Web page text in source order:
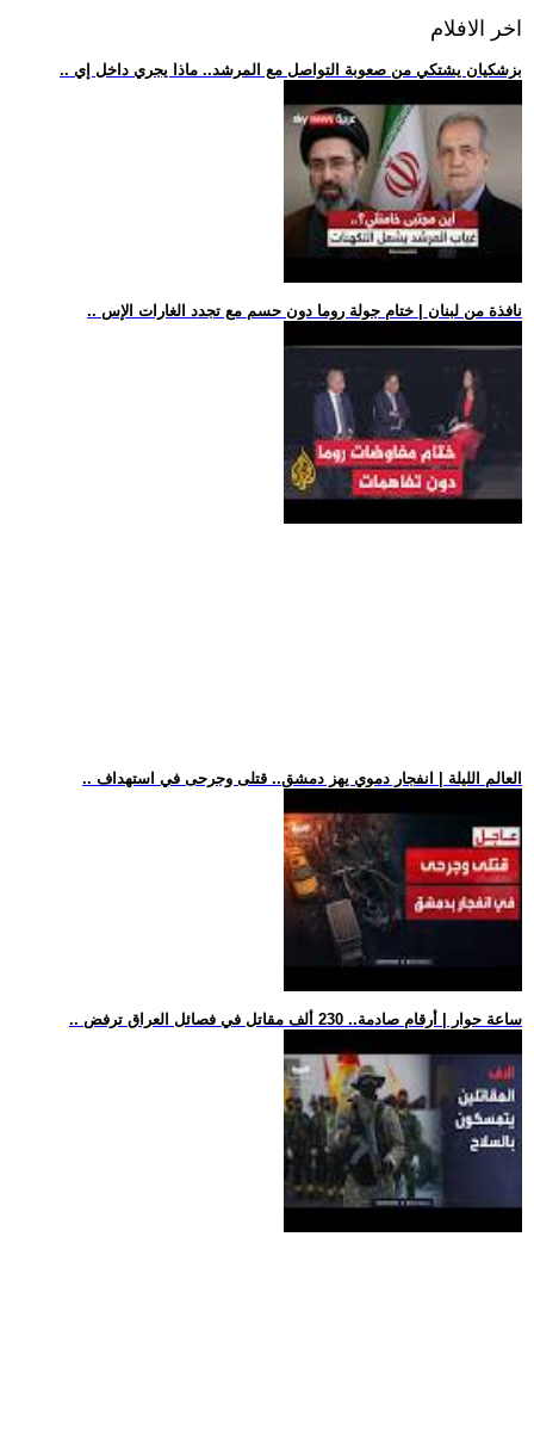
اخر الافلام
.. بزشكيان يشتكي من صعوبة التواصل مع المرشد.. ماذا يجري داخل إي
.. نافذة من لبنان | ختام جولة روما دون حسم مع تجدد الغارات الإس
.. العالم الليلة | انفجار دموي يهز دمشق.. قتلى وجرحى في استهداف
.. ساعة حوار | أرقام صادمة.. 230 ألف مقاتل في فصائل العراق ترفض